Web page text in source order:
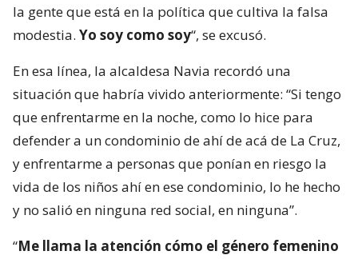
la gente que está en la política que cultiva la falsa
modestia. Yo soy como soy“, se excusó.
En esa línea, la alcaldesa Navia recordó una
situación que habría vivido anteriormente: “Si tengo
que enfrentarme en la noche, como lo hice para
defender a un condominio de ahí de acá de La Cruz,
y enfrentarme a personas que ponían en riesgo la
vida de los niños ahí en ese condominio, lo he hecho
y no salió en ninguna red social, en ninguna”.
“Me llama la atención cómo el género femenino